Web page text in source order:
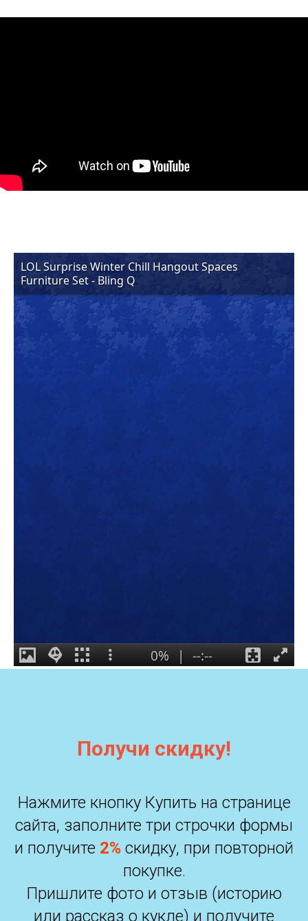
Получи скидку!
Нажмите кнопку Купить на странице
сайта, заполните три строчки формы
и получите 2% скидку, при повторной
покупке.
Пришлите фото и отзыв (историю
или рассказ о кукле) и получите